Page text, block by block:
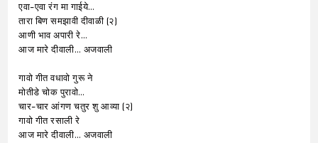
एवा-एवा रंग मा गाईये…
तारा बिण समझावी दीवाळी (२)
आणी भाव अपारी रे…
आज मारे दीवाली… अजवाली
गावो गीत वधावो गुरू ने
मोतीडे चोक पुरावो…
चार-चार आंगण चतुर शु आव्या (२)
गावो गीत रसाली रे
आज मारे दीवाली… अजवाली